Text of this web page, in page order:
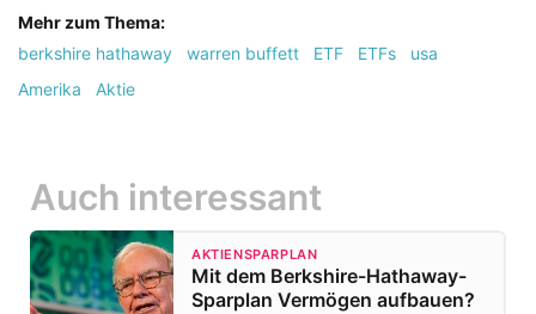
Mehr zum Thema:
berkshire hathaway
warren buffett ETF ETFs
usa
Amerika
Aktie
Auch interessant
AKTIENSPARPLAN
Mit dem Berkshire-Hathaway-
Sparplan Vermögen aufbauen?